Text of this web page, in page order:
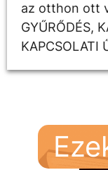
az otthon ott
GYŰRŐDÉS,
KAPCSOLATI